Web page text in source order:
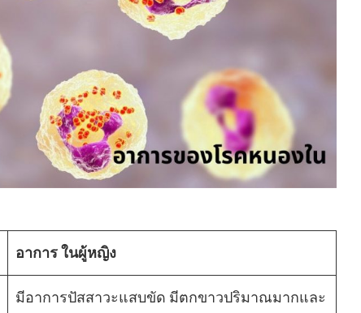
อาการ ในผู้หญิง
มีอาการปัสสาวะแสบขัด มีตกขาวปริมาณมากและ